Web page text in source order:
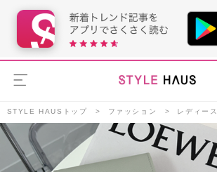
STYLE HAUSトップ ファッション レディース